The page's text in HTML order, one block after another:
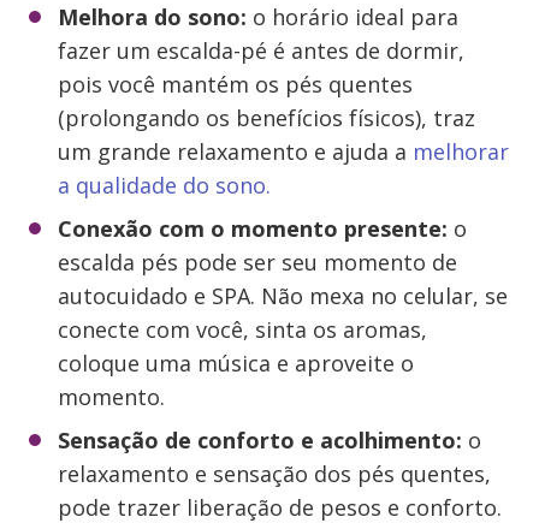
Melhora do sono: o horário ideal para
fazer um escalda-pé é antes de dormir,
pois você mantém os pés quentes
(prolongando os benefícios físicos), traz
um grande relaxamento e ajuda a melhorar
a qualidade do sono.
Conexão com o momento presente: o
escalda pés pode ser seu momento de
autocuidado e SPA. Não mexa no celular, se
conecte com você, sinta os aromas,
coloque uma música e aproveite o
momento.
Sensação de conforto e acolhimento: o
relaxamento e sensação dos pés quentes,
pode trazer liberação de pesos e conforto.